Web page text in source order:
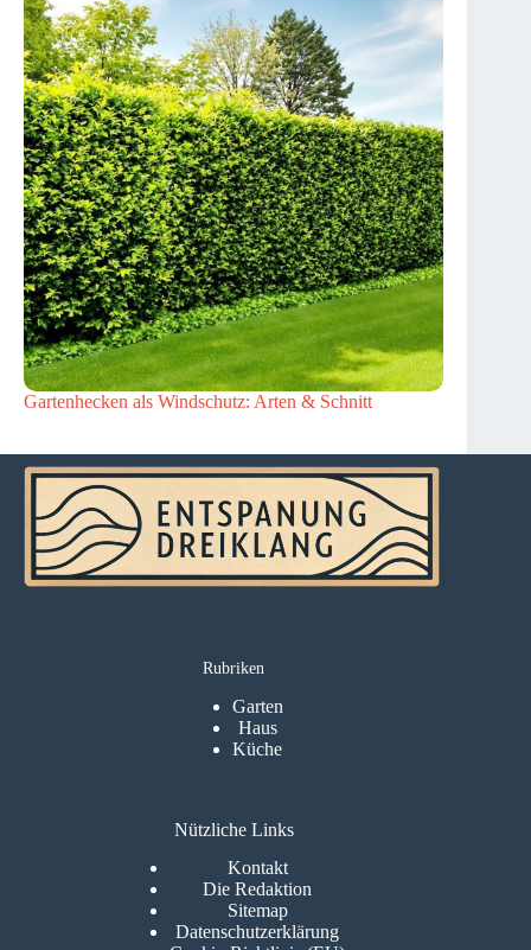
Gartenhecken als Windschutz: Arten & Schnitt
Rubriken
Garten
Haus
Küche
Nützliche Links
Kontakt
Die Redaktion
Sitemap
Datenschutzerklärung